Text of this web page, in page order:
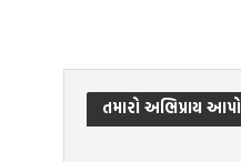
તમારો અભિપ્રાય આપો